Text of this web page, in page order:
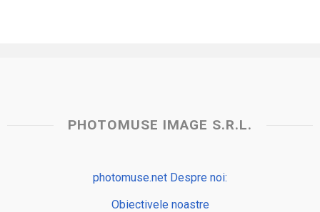
PHOTOMUSE IMAGE S.R.L.
photomuse.net Despre noi:
Obiectivele noastre